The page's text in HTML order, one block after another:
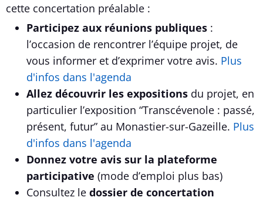
cette concertation préalable :
Participez aux réunions publiques :
l’occasion de rencontrer l’équipe projet, de
vous informer et d’exprimer votre avis. Plus
d'infos dans l'agenda
Allez découvrir les expositions du projet, en
particulier l’exposition “Transcévenole : passé,
présent, futur” au Monastier-sur-Gazeille. Plus
d'infos dans l'agenda
Donnez votre avis sur la plateforme
participative (mode d’emploi plus bas)
Consultez ledossier de concertation